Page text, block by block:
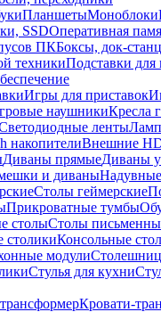
ПланшетыМоноблоки
SSDОперативная
ПКБоксы, док-
техникиПодставки для
Игры для приставок
наушникиКресла
ленты
накопителиВнешние
Диваны прямыеДиваны
мешки и диваны
Столы геймерские
Прикроватные тумбы
столыСтолы
столикиКонсольные
модули
Стулья для кухни
Кровати-